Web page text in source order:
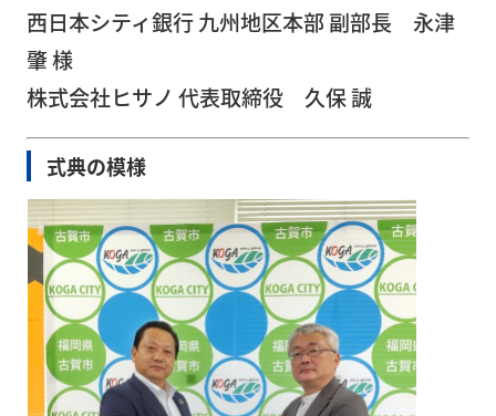
西日本シティ銀行 九州地区本部 副部長 永津
肇 様
株式会社ヒサノ 代表取締役 久保 誠
式典の模様